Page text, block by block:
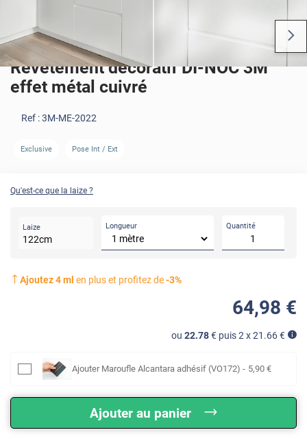
AVANT
Revêtement décoratif DI-NOC 3M
effet métal cuivré
Ref :3M-ME-2022
Exclusive Pose Int / Ext
Qu'est-ce que la laize ?
Laize
122cm
Longueur Quantité
Ajoutez4ml en plus et profitez de-3%
64,98 €
ou 22.78€ puis 2 x21.66€
Ajouter Maroufle Alcantara adhésif (VO172) - 5,90 €
Ajouter au panier